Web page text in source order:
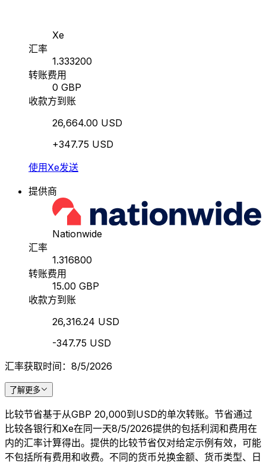
Xe
汇率
1.333200
转账费用
0 GBP
收款方到账
26,664.00 USD
+347.75 USD
使用Xe发送
提供商
Nationwide
汇率
1.316800
转账费用
15.00 GBP
收款方到账
26,316.24 USD
-347.75 USD
汇率获取时间：8/5/2026
了解更多
比较节省基于从GBP 20,000到USD的单次转账。节省通过
比较各银行和Xe在同一天8/5/2026提供的包括利润和费用在
内的汇率计算得出。提供的比较节省仅对给定示例有效，可能
不包括所有费用和收费。不同的货币兑换金额、货币类型、日